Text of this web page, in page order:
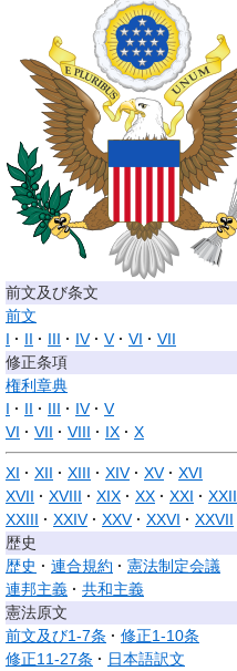
前文及び条文
前文
I
II III IV V VI
VII
修正条項
権利章典
I
II III IV
V
VI
VII VIII IX X
XI XII XIII XIV XV
XVI
XVII
XVIII XIX XX XXI
XXII
XXIII
XXIV XXV XXVI
XXVII
歴史
歴史
連合規約
憲法制定会議
連邦主義
共和主義
憲法原文
前文及び1-7条
修正1-10条
修正11-27条
日本語訳文